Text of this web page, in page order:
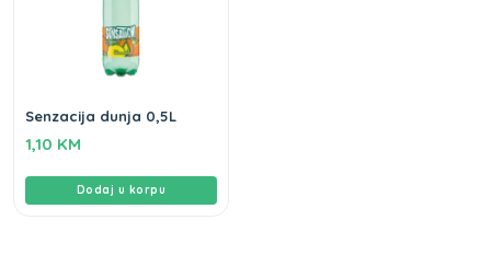
Senzacija dunja 0,5L
1,10 KM
Dodaj u korpu